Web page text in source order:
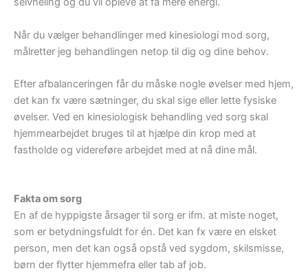
Når du vælger behandlinger med kinesiologi mod sorg,
målretter jeg behandlingen netop til dig og dine behov.
Efter afbalanceringen får du måske nogle øvelser med hjem,
det kan fx være sætninger, du skal sige eller lette fysiske
øvelser. Ved en kinesiologisk behandling ved sorg skal
hjemmearbejdet bruges til at hjælpe din krop med at
fastholde og videreføre arbejdet med at nå dine mål.
Fakta om sorg
En af de hyppigste årsager til sorg er ifm. at miste noget,
som er betydningsfuldt for én. Det kan fx være en elsket
person, men det kan også opstå ved sygdom, skilsmisse,
børn der flytter hjemmefra eller tab af job.